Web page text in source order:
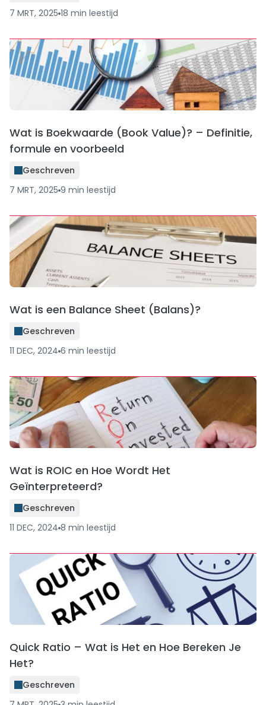
7 MRT, 2025 18 min leestijd
Wat is Boekwaarde (Book Value)? – Definitie,
formule en voorbeeld
Geschreven
7 MRT, 2025 9 min leestijd
Wat is een Balance Sheet (Balans)?
Geschreven
11 DEC, 2024 6 min leestijd
Wat is ROIC en Hoe Wordt Het
Geïnterpreteerd?
Geschreven
11 DEC, 2024 8 min leestijd
Quick Ratio – Wat is Het en Hoe Bereken Je
Het?
Geschreven